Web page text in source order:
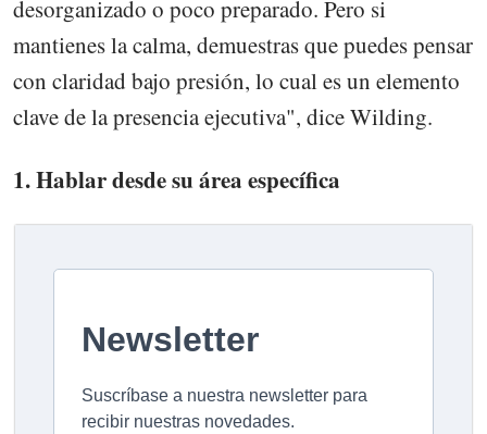
desorganizado o poco preparado. Pero si
mantienes la calma, demuestras que puedes pensar
con claridad bajo presión, lo cual es un elemento
clave de la presencia ejecutiva", dice Wilding.
1. Hablar desde su área específica